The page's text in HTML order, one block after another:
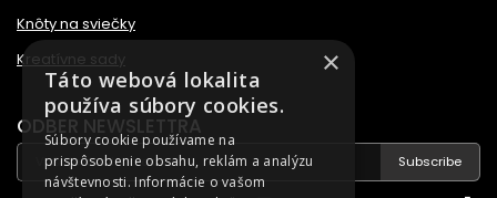
Knôty na sviečky
Kreatívne sady
ODBER NEWSLETTRA
Subscribe
×
Táto webová lokalita
používa súbory cookies.
Súbory cookie používame na
prispôsobenie obsahu, reklám a analýzu
návštevnosti. Informácie o vašom